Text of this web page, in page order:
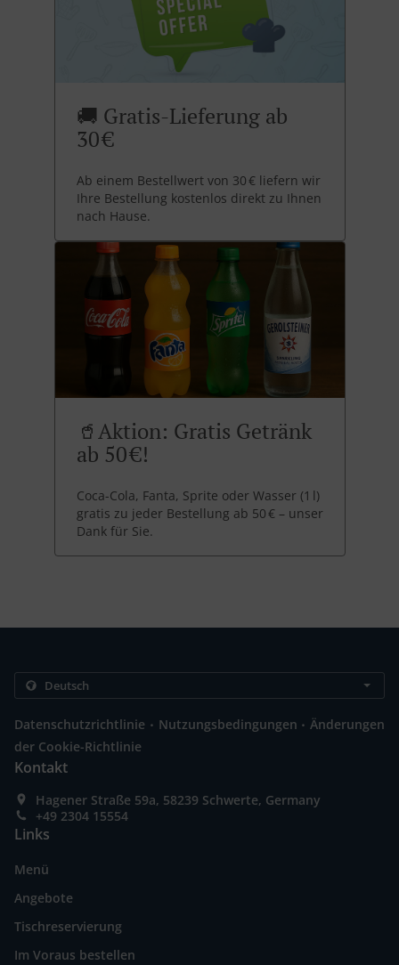
🚚 Gratis-Lieferung ab
30 €
Ab einem Bestellwert von 30 € liefern wir
Ihre Bestellung kostenlos direkt zu Ihnen
nach Hause.
🥤Aktion: Gratis Getränk
ab 50 €!
Coca-Cola, Fanta, Sprite oder Wasser (1 l)
gratis zu jeder Bestellung ab 50 € – unser
Dank für Sie.
Datenschutzrichtlinie . Nutzungsbedingungen . Änderungen
der Cookie-Richtlinie
Kontakt
Hagener Straße 59a, 58239 Schwerte, Germany
+49 2304 15554
Links
Menü
Angebote
Tischreservierung
Im Voraus bestellen